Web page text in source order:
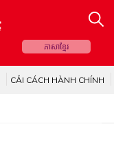
ភាសាខ្មែរ
CẢI CÁCH HÀNH CHÍNH